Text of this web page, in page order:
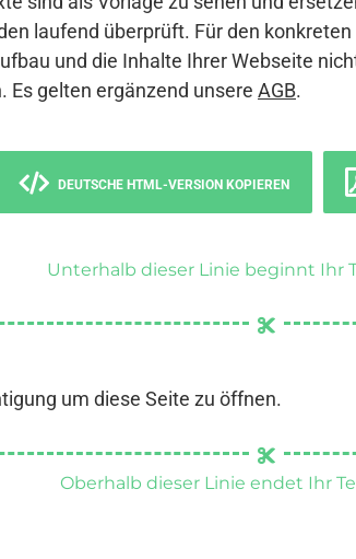
laufend überprüft. Für den
und die Inhalte Ihrer Webseite
Es gelten ergänzend unsere AGB.
DEUTSCHE HTML-VERSION KOPIEREN
Unterhalb dieser Linie beginnt Ihr
um diese Seite zu öffnen.
Oberhalb dieser Linie endet Ihr